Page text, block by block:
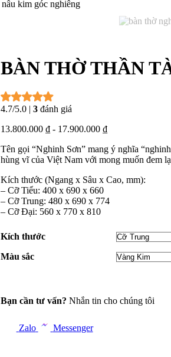
BÀN THỜ THẦN
4.7/5.0 | 3đánh giá
13.800.000 ₫- 17.900.000 ₫
Tên gọi “Nghinh Sơn” mang ý nghĩa
hùng vĩ của Việt Nam với mong muốn đem
Kích thước (Ngang x Sâu x Cao, mm):
– Cỡ Tiểu: 400 x 690 x 660
– Cỡ Trung: 480 x 690 x 774
– Cỡ Đại: 560 x 770 x 810
Kích thước
Màu sắc
Bạn cần tư vấn? Nhắn tin cho chúng tôi
Zalo Messenger